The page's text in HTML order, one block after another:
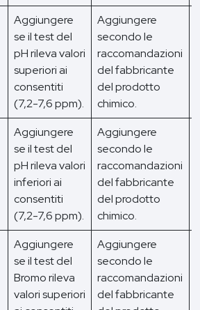
Aggiungere
se il test del
pH rileva valori
superiori ai
consentiti
(7,2-7,6 ppm).
Aggiungere
secondo le
raccomandazioni
del fabbricante
del prodotto
chimico.
Aggiungere
se il test del
pH rileva valori
inferiori ai
consentiti
(7,2-7,6 ppm).
Aggiungere
secondo le
raccomandazioni
del fabbricante
del prodotto
chimico.
Aggiungere
se il test del
Bromo rileva
valori superiori
Aggiungere
secondo le
raccomandazioni
del fabbricante